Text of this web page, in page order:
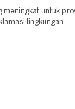
meningkat untuk
lingkungan.